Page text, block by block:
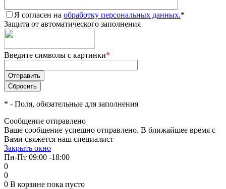
Я согласен на обработку персональных данных.*
Защита от автоматического заполнения
Введите символы с картинки*
* - Поля, обязательные для заполнения
Сообщение отправлено
Ваше сообщение успешно отправлено. В ближайшее время с
Вами свяжется наш специалист
Закрыть окно
Пн-Пт 09:00 -18:00
0
0
0 В корзине пока пусто